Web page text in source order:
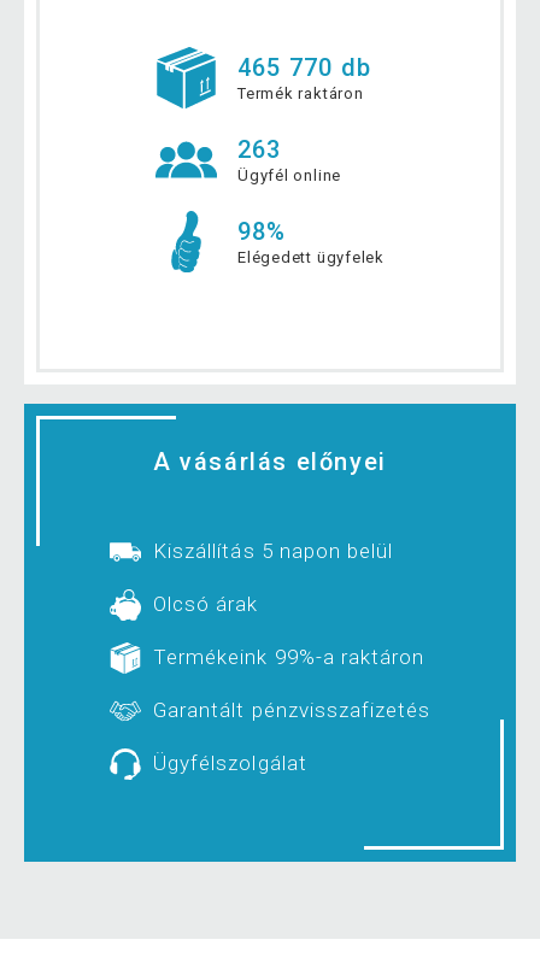
465 770 db
Termék raktáron
263
Ügyfél online
98%
Elégedett ügyfelek
A vásárlás előnyei
Kiszállítás 5 napon belül
Olcsó árak
Termékeink 99%-a raktáron
Garantált pénzvisszafizetés
Ügyfélszolgálat